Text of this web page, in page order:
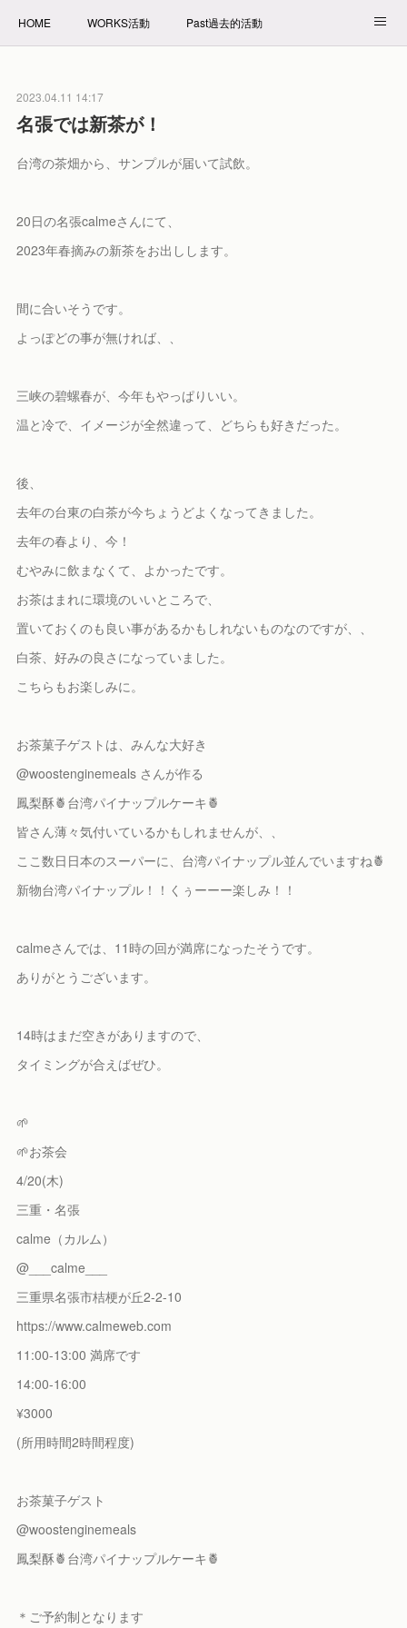
HOME WORKS活動 Past過去的活動
2023.04.11 14:17
名張では新茶が！
台湾の茶畑から、サンプルが届いて試飲。
20日の名張calmeさんにて、
2023年春摘みの新茶をお出しします。
間に合いそうです。
よっぽどの事が無ければ、、
三峡の碧螺春が、今年もやっぱりいい。
温と冷で、イメージが全然違って、どちらも好きだった。
後、
去年の台東の白茶が今ちょうどよくなってきました。
去年の春より、今！
むやみに飲まなくて、よかったです。
お茶はまれに環境のいいところで、
置いておくのも良い事があるかもしれないものなのですが、、
白茶、好みの良さになっていました。
こちらもお楽しみに。
お茶菓子ゲストは、みんな大好き
@woostenginemeals さんが作る
鳳梨酥🍍台湾パイナップルケーキ🍍
皆さん薄々気付いているかもしれませんが、、
ここ数日日本のスーパーに、台湾パイナップル並んでいますね🍍
新物台湾パイナップル！！くぅーーー楽しみ！！
calmeさんでは、11時の回が満席になったそうです。
ありがとうございます。
14時はまだ空きがありますので、
タイミングが合えばぜひ。
🌱
🌱お茶会
4/20(木)
三重・名張
calme（カルム）
@___calme___
三重県名張市桔梗が丘2-2-10
https://www.calmeweb.com
11:00-13:00 満席です
14:00-16:00
¥3000
(所用時間2時間程度)
お茶菓子ゲスト
@woostenginemeals
鳳梨酥🍍台湾パイナップルケーキ🍍
＊ご予約制となります